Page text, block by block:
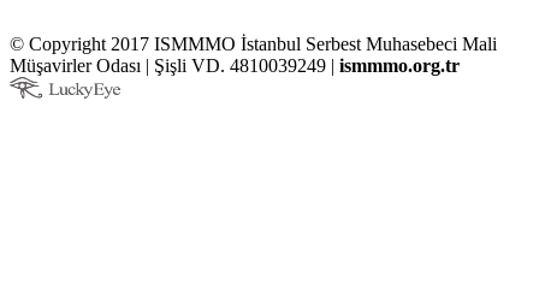
© Copyright 2017 ISMMMO İstanbul Serbest Muhasebeci Mali
Müşavirler Odası | Şişli VD. 4810039249 | ismmmo.org.tr